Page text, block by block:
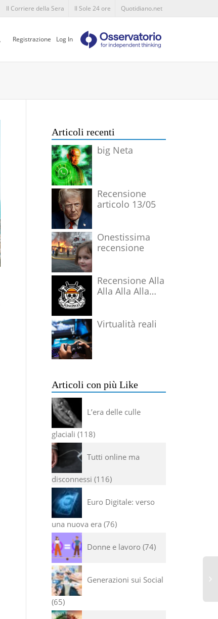
Il Corriere della Sera Il Sole 24 ore Quotidiano.net
CercaRegistrazione Log In
Articoli recenti
big Neta
Recensione
articolo 13/05
Onestissima
recensione
Recensione Alla
Alla Alla Alla
Virtualità reali
Articoli con più Like
L’era delle culle
glaciali 118
Tutti online ma
disconnessi 116
Euro Digitale: verso
una nuova era 76
Donne e lavoro 74
Generazioni sui Social
65